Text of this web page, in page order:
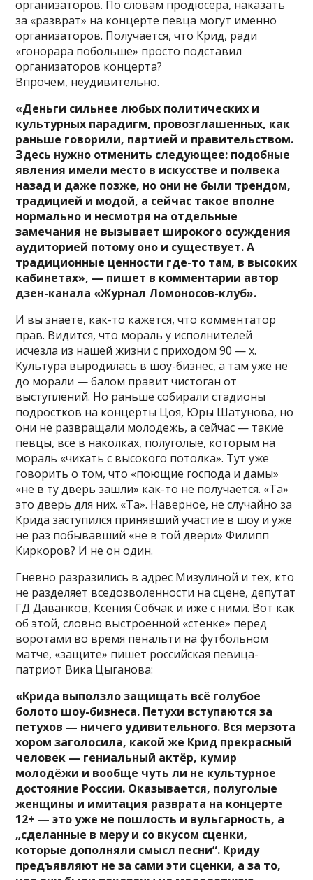
организаторов. По словам продюсера, наказать
за «разврат» на концерте певца могут именно
организаторов. Получается, что Крид, ради
«гонорара побольше» просто подставил
организаторов концерта?
Впрочем, неудивительно.
«Деньги сильнее любых политических и
культурных парадигм, провозглашенных, как
раньше говорили, партией и правительством.
Здесь нужно отменить следующее: подобные
явления имели место в искусстве и полвека
назад и даже позже, но они не были трендом,
традицией и модой, а сейчас такое вполне
нормально и несмотря на отдельные
замечания не вызывает широкого осуждения
аудиторией потому оно и существует. А
традиционные ценности где-то там, в высоких
кабинетах», — пишет в комментарии автор
дзен-канала «Журнал Ломоносов-клуб».
И вы знаете, как-то кажется, что комментатор
прав. Видится, что мораль у исполнителей
исчезла из нашей жизни с приходом 90 — х.
Культура выродилась в шоу-бизнес, а там уже не
до морали — балом правит чистоган от
выступлений. Но раньше собирали стадионы
подростков на концерты Цоя, Юры Шатунова, но
они не развращали молодежь, а сейчас — такие
певцы, все в наколках, полуголые, которым на
мораль «чихать с высокого потолка». Тут уже
говорить о том, что «поющие господа и дамы»
«не в ту дверь зашли» как-то не получается. «Та»
это дверь для них. «Та». Наверное, не случайно за
Крида заступился принявший участие в шоу и уже
не раз побывавший «не в той двери» Филипп
Киркоров? И не он один.
Гневно разразились в адрес Мизулиной и тех, кто
не разделяет вседозволенности на сцене, депутат
ГД Даванков, Ксения Собчак и иже с ними. Вот как
об этой, словно выстроенной «стенке» перед
воротами во время пенальти на футбольном
матче, «защите» пишет российская певица-
патриот Вика Цыганова:
«Крида выползло защищать всё голубое
болото шоу-бизнеса. Петухи вступаются за
петухов — ничего удивительного. Вся мерзота
хором заголосила, какой же Крид прекрасный
человек — гениальный актёр, кумир
молодёжи и вообще чуть ли не культурное
достояние России. Оказывается, полуголые
женщины и имитация разврата на концерте
12+ — это уже не пошлость и вульгарность, а
„сделанные в меру и со вкусом сценки,
которые дополняли смысл песни“. Криду
предъявляют не за сами эти сценки, а за то,